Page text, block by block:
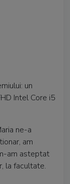
un
Intel Core i5
ne-a
am
am asteptat
la facultate.